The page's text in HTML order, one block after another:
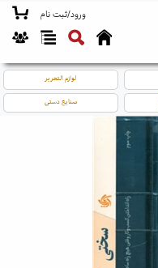
ورود/ثبت نام
لوازم التحریر
صنایع دستی